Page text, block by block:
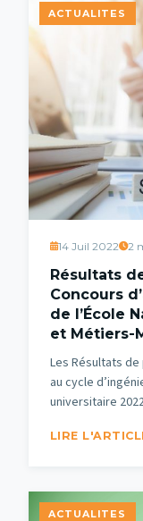
ACTUALITES
14 Juil 2022 2
Résultats
Concours
de l’École
et Métiers-
Les Résultats
au cycle
universitaire
LIRE
ACTUALITES